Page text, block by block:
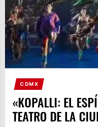
CDMX
«KOPALLI: EL
TEATRO DE LA